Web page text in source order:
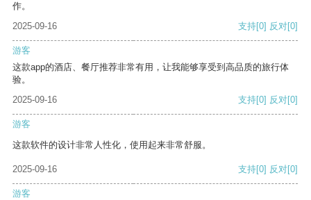
作。
2025-09-16
支持[0] 反对[0]
游客
这款app的酒店、餐厅推荐非常有用，让我能够享受到高品质的旅行体
验。
2025-09-16
支持[0] 反对[0]
游客
这款软件的设计非常人性化，使用起来非常舒服。
2025-09-16 支持[0] 反对[0]
游客